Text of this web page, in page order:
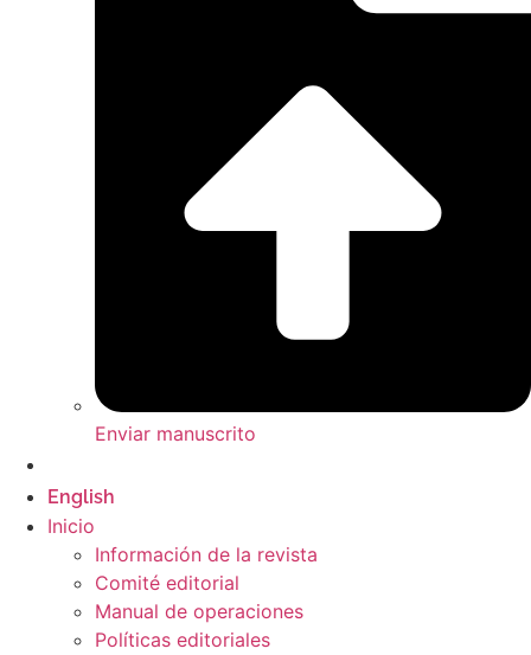
Enviar manuscrito
English
Inicio
Información de la revista
Comité editorial
Manual de operaciones
Políticas editoriales